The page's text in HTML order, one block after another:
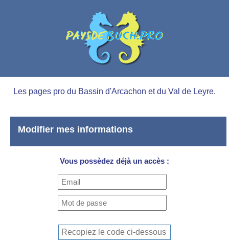
Les pages pro du Bassin d'Arcachon et du Val de Leyre.
Modifier mes informations
Vous possèdez déjà un accès :